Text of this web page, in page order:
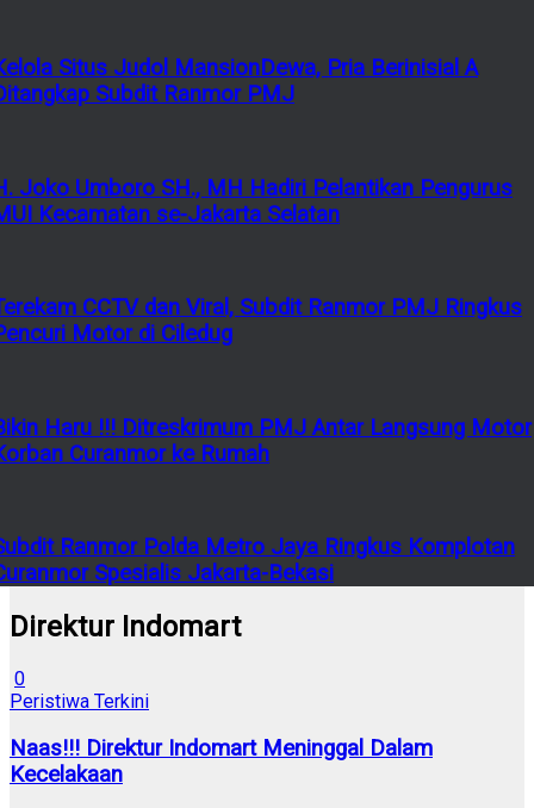
Situs Judol MansionDewa, Pria Berinisial A
Subdit Ranmor PMJ
Joko Umboro SH., MH Hadiri Pelantikan Pengurus
Kecamatan se-Jakarta Selatan
CCTV dan Viral, Subdit Ranmor PMJ Ringkus
Motor di Ciledug
Haru !!! Ditreskrimum PMJ Antar Langsung Motor
Curanmor ke Rumah
Ranmor Polda Metro Jaya Ringkus Komplotan
Spesialis Jakarta-Bekasi
Direktur Indomart
0
Peristiwa Terkini
Naas!!! Direktur Indomart Meninggal Dalam
Kecelakaan